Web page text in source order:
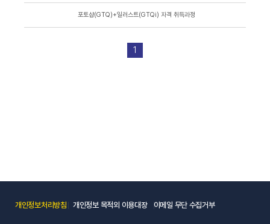
포토샵(GTQ)+일러스트(GTQi) 자격 취득과정
1
개인정보처리방침 개인정보 목적외 이용대장 이메일 무단 수집거부